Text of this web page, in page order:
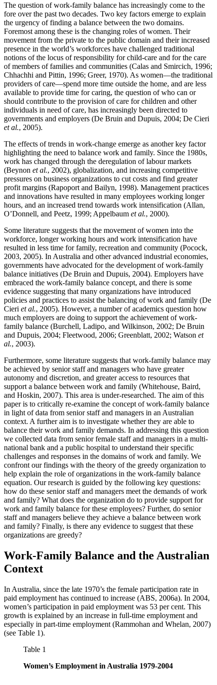
The question of work-family balance has increasingly come to the
fore over the past two decades. Two key factors emerge to explain
the urgency of finding a balance between the two domains.
Foremost among these is the changing roles of women. Their
movement from the private to the public domain and their increased
presence in the world’s workforces have challenged traditional
notions of the locus of responsibility for child-care and for the care
of members of families and communities (Calas and Smircich, 1996;
Chhachhi and Pittin, 1996; Greer, 1970). As women—the traditional
providers of care—spend more time outside the home, and are less
available to provide time for caring, the question of who can or
should contribute to the provision of care for children and other
individuals in need of care, has increasingly been directed to
governments and employers (De Bruin and Dupuis, 2004; De Cieri
et al., 2005).
The effects of trends in work-change emerge as another key factor
highlighting the need to balance work and family. Since the 1980s,
work has changed through the deregulation of labour markets
(Beynon et al., 2002), globalization, and increasing competitive
pressures on business organizations to cut costs and find greater
profit margins (Rapoport and Bailyn, 1998). Management practices
and innovations have resulted in many employees working longer
hours, and an increased trend towards work intensification (Allan,
O’Donnell, and Peetz, 1999; Appelbaum et al., 2000).
Some literature suggests that the movement of women into the
workforce, longer working hours and work intensification have
resulted in less time for family, recreation and community (Pocock,
2003, 2005). In Australia and other advanced industrial economies,
governments have advocated for the development of work-family
balance initiatives (De Bruin and Dupuis, 2004). Employers have
embraced the work-family balance concept, and there is some
evidence suggesting that many organizations have introduced
policies and practices to assist the balancing of work and family (De
Cieri et al., 2005). However, a number of academics question how
much employers are doing to support the achievement of work-
family balance (Burchell, Ladipo, and Wilkinson, 2002; De Bruin
and Dupuis, 2004; Fleetwood, 2006; Greenblatt, 2002; Watson et
al., 2003).
Furthermore, some literature suggests that work-family balance may
be achieved by senior staff and managers who have greater
autonomy and discretion, and greater access to resources that
support a balance between work and family (Whitehouse, Baird,
and Hoskin, 2007). This area is under-researched. The aim of this
paper is to critically re-examine the concept of work-family balance
in light of data from senior staff and managers in an Australian
context. A further aim is to investigate whether they are able to
balance their work and family demands. In addressing this question
we collected data from senior female staff and managers in a multi-
national bank and a public hospital to understand their specific
challenges and responses in the domains of work and family. We
confront our findings with the theory of the greedy organization to
help explain the role of organizations in the work-family balance
equation. Our research is guided by the following key questions:
how do these senior staff and managers meet the demands of work
and family? What does the organization do to provide support for
work and family balance for these employees? Further, do senior
staff and managers believe they achieve a balance between work
and family? Finally, is there any evidence to suggest that these
organizations are greedy?
Work-Family Balance and the Australian
Context
In Australia, since the late 1970’s the female participation rate in
paid employment has continued to increase (ABS, 2006a). In 2004,
women’s participation in paid employment was 53 per cent. This
growth is explained by an increase in full-time employment and
especially in part-time employment (Rammohan and Whelan, 2007)
(see Table 1).
Table 1
Women’s Employment in Australia 1979-2004